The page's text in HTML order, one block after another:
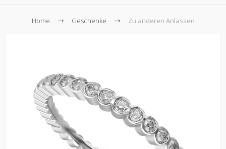
Home Geschenke Zu anderen Anlässen